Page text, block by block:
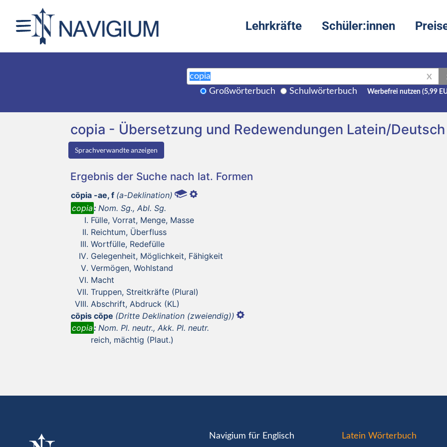
Lehrkräfte Schüler:innen
X
Großwörterbuch Schulwörterbuch Werbefrei nutzen (5,99
copia - Übersetzung und Redewendungen Latein/Deutsch
Sprachverwandte anzeigen
Ergebnis der Suche nach lat. Formen
cōpia -ae, f (a-Deklination)
copia: Nom. Sg., Abl. Sg.
Fülle, Vorrat, Menge, Masse
Reichtum, Überfluss
Wortfülle, Redefülle
Gelegenheit, Möglichkeit, Fähigkeit
Vermögen, Wohlstand
Macht
Truppen, Streitkräfte (Plural)
Abschrift, Abdruck (KL)
cōpis cōpe (Dritte Deklination (zweiendig))
copia: Nom. Pl. neutr., Akk. Pl. neutr.
reich, mächtig (Plaut.)
Navigium für Englisch Latein Wörterbuch